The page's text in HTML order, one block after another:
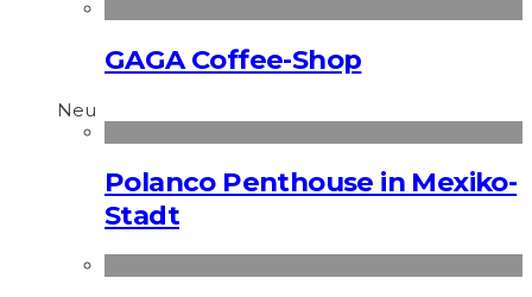
GAGA Coffee-Shop
Neu
Polanco Penthouse in Mexiko-
Stadt